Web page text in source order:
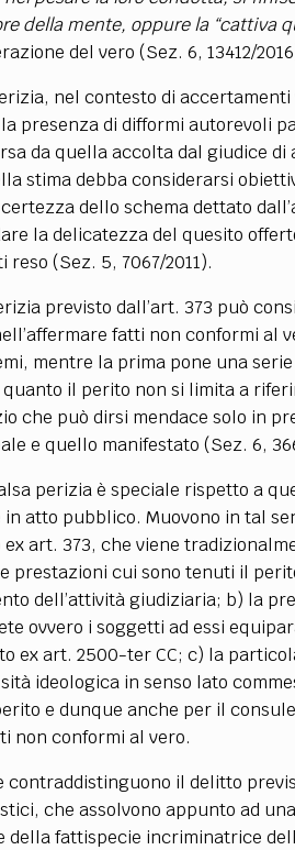
della mente, oppure la “cattiva
del vero (Sez. 6, 13412/
nel contesto di
presenza di difformi autorevoli
da quella accolta dal giudice
stima debba considerarsi
dello schema dettato
la delicatezza del quesito
(Sez. 5, 7067/2011).
previsto dall’art. 373 può
fatti non conformi al
mentre la prima pone una
il perito non si limita a
che può dirsi mendace solo in
e quello manifestato (Sez. 6,
perizia è speciale rispetto a
atto pubblico. Muovono in tal
art. 373, che viene
prestazioni cui sono tenuti il
dell’attività giudiziaria; b) la
ovvero i soggetti ad essi
ex art. 2500-ter CC; c) la
ideologica in senso lato
e dunque anche per il
non conformi al vero.
contraddistinguono il delitto
che assolvono appunto ad
della fattispecie incriminatrice